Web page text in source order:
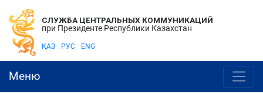
СЛУЖБА ЦЕНТРАЛЬНЫХ КОММУНИКАЦИЙ
при Президенте Республики Казахстан
ҚАЗ РУС ENG
Меню